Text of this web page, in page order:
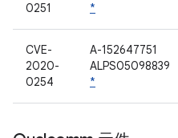
0251
*
CVE-
2020-
0254
A-152647751
ALPS05098839
*